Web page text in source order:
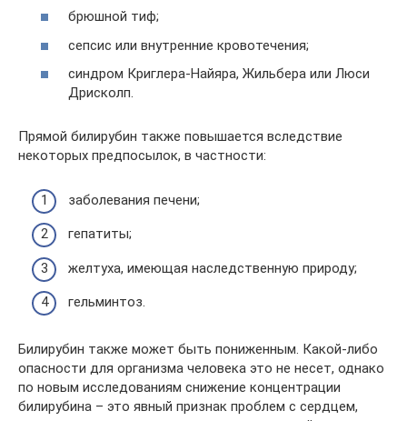
брюшной тиф;
сепсис или внутренние кровотечения;
синдром Криглера-Найяра, Жильбера или Люси
Дрисколп.
Прямой билирубин также повышается вследствие
некоторых предпосылок, в частности:
заболевания печени;
гепатиты;
желтуха, имеющая наследственную природу;
гельминтоз.
Билирубин также может быть пониженным. Какой-либо
опасности для организма человека это не несет, однако
по новым исследованиям снижение концентрации
билирубина – это явный признак проблем с сердцем,